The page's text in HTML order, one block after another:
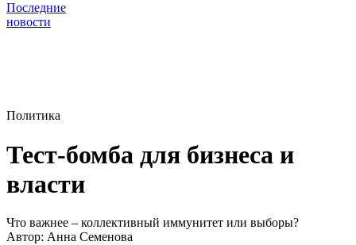
Последние
новости
Политика
Тест-бомба для бизнеса и
власти
Что важнее – коллективный иммунитет или выборы?
Автор: Анна Семенова